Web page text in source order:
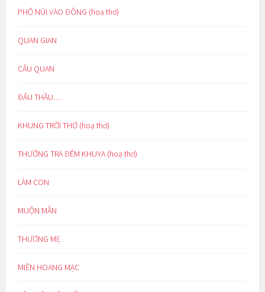
PHỐ NÚI VÀO ĐÔNG (hoạ thơ)
QUAN GIAN
CẨU QUAN
ĐẤU THẦU…
KHUNG TRỜI THƠ (hoạ thơ)
THƯỞNG TRÀ ĐÊM KHUYA (hoạ thơ)
LÀM CON
MUỘN MẰN
THƯƠNG MẸ
MIỀN HOANG MẠC